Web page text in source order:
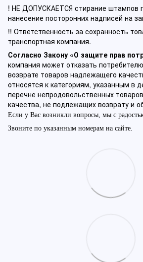
! НЕ ДОПУСКАЕТСЯ стирание штампов
нанесение посторонних надписей на
!! Ответственность за сохранность
транспортная компания.
Согласно Закону «О защите прав
компания может отказать
возврате товаров надлежащего
относятся к категориям, указанным в
перечне непродовольственных
качества, не подлежащих возврату и
Если у Вас возникли вопросы, мы с
Звоните по указанным номерам на сайте.